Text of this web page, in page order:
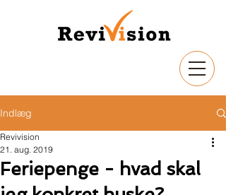
Indlæg
Feriepenge - hvad skal
Revivision
21. aug. 2019